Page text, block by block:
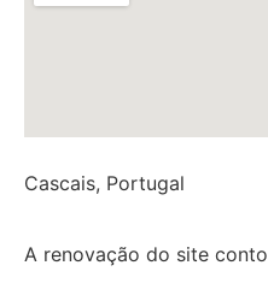
Cascais, Portugal
A renovação do site